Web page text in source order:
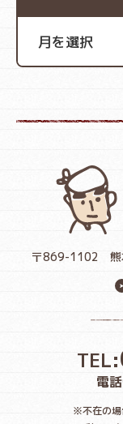
〒869-1102
TEL:
電
※不在の場